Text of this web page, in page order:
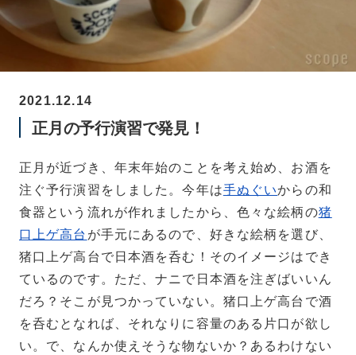
2021.12.14
正月の予行演習で発見！
正月が近づき、年末年始のことを考え始め、お酒を
注ぐ予行演習をしました。今年は手ぬぐいからの和
食器という流れが作れましたから、色々な絵柄の猪
口上ゲ高台 が手元にあるので、好きな絵柄を選び、
猪口上ゲ高台で日本酒を呑む！そのイメージはでき
ているのです。 ただ、ナニで日本酒を注ぎばいいん
だろ？そこが見つかっていない。猪口上ゲ高台で酒
を呑むとなれば、それなりに容量のある片口が欲し
い。で、なんか使えそうな物ないか？あるわけない